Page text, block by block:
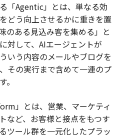
「Agentic」とは、単なる効
どう向上させるかに重きを置
のある見込み客を集める」と
対して、AIエージェントが
いう内容のメールやブログを
その実行まで含めて一連のプ
」とは、営業、マーケティ
など、お客様と接点をもつす
ツール群を一元化したプラッ